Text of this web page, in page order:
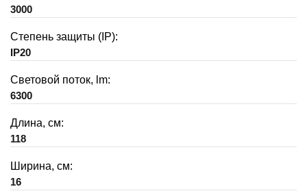
3000
Степень защиты (IP):
IP20
Световой поток, lm:
6300
Длина, см:
118
Ширина, см:
16